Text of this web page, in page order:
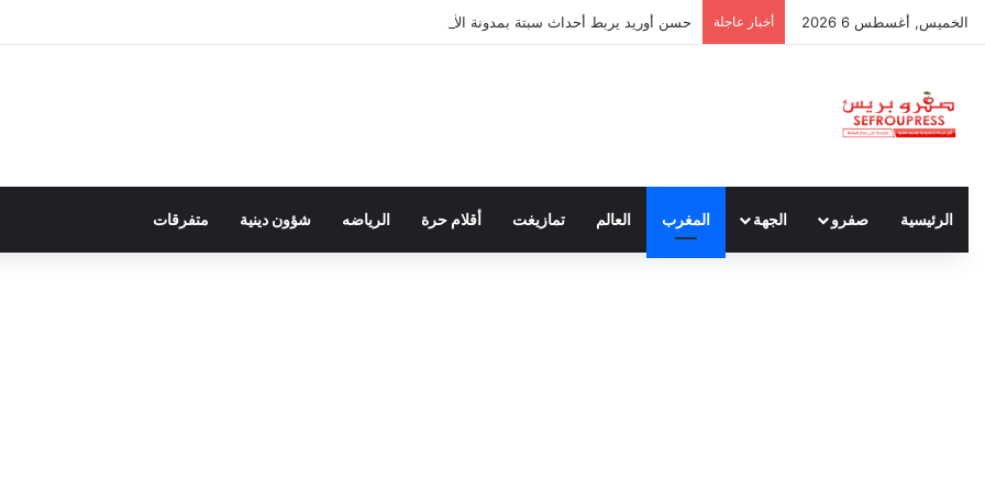
الخميس, أغسطس 6 2026 أخبار عاجلة حسن أوريد يربط أحداث سبتة بمدونة الأسرة في قراءة للتحولات الاجتماعية
الرئيسية صفرو الجهة المغرب العالم تمازيغت أقلام حرة الرياضه شؤون دينية متفرقات